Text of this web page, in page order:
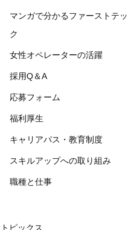
マンガで分かるファーストテッ
ク
女性オペレーターの活躍
採用Q＆A
応募フォーム
福利厚生
キャリアパス・教育制度
スキルアップへの取り組み
職種と仕事
トピックス